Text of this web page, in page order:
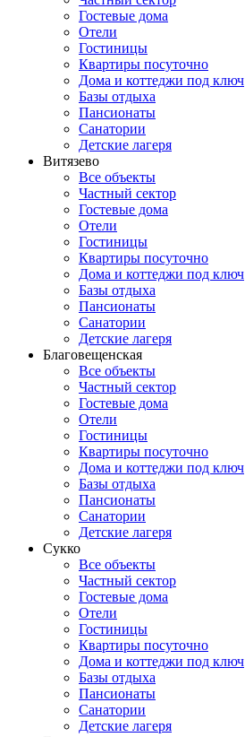
Гостевые дома
Отели
Гостиницы
Квартиры посуточно
Дома и коттеджи под ключ
Базы отдыха
Пансионаты
Санатории
Детские лагеря
Витязево
Все объекты
Частный сектор
Гостевые дома
Отели
Гостиницы
Квартиры посуточно
Дома и коттеджи под ключ
Базы отдыха
Пансионаты
Санатории
Детские лагеря
Благовещенская
Все объекты
Частный сектор
Гостевые дома
Отели
Гостиницы
Квартиры посуточно
Дома и коттеджи под ключ
Базы отдыха
Пансионаты
Санатории
Детские лагеря
Сукко
Все объекты
Частный сектор
Гостевые дома
Отели
Гостиницы
Квартиры посуточно
Дома и коттеджи под ключ
Базы отдыха
Пансионаты
Санатории
Детские лагеря